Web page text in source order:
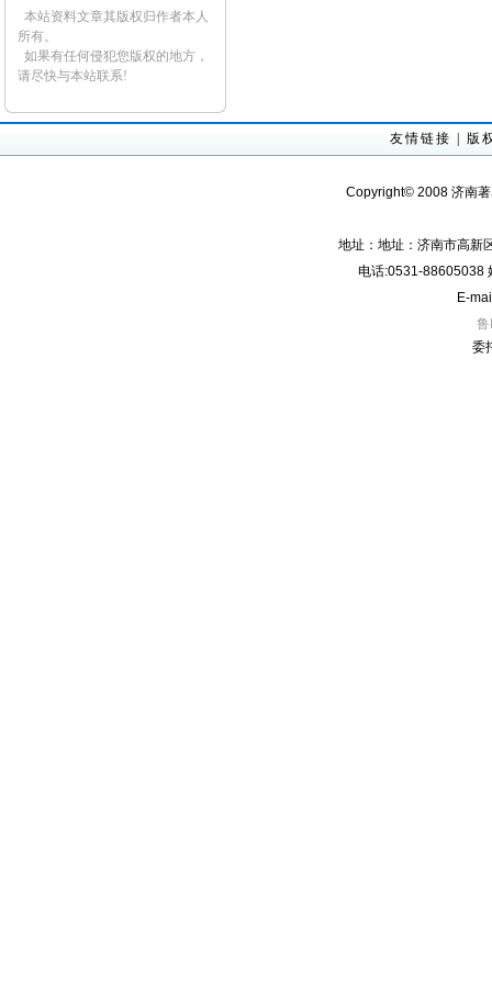
本站资料文章其版权归作者本人
所有。
如果有任何侵犯您版权的地方，
请尽快与本站联系!
友情链接 版
Copyright© 2008 济南
地址：地址：济南市高新
电话:0531-88605038
E-
委